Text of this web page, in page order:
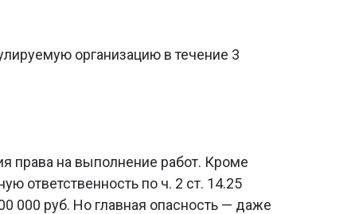
организацию в течение 3
права на выполнение работ. Кроме
ответственность по ч. 2 ст. 14.25
000 руб. Но главная опасность — даже